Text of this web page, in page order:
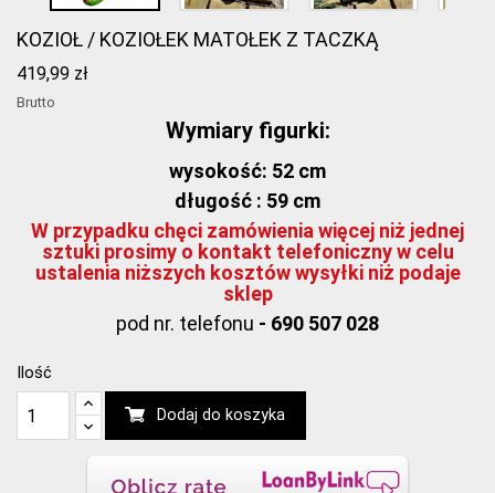
KOZIOŁ / KOZIOŁEK MATOŁEK Z TACZKĄ
419,99 zł
Brutto
Wymiary figurki:
wysokość: 52 cm
długość : 59 cm
W przypadku chęci zamówienia więcej niż jednej
sztuki prosimy o kontakt telefoniczny w celu
ustalenia niższych kosztów wysyłki niż podaje
sklep
pod nr. telefonu - 690 507 028
Ilość
Dodaj do koszyka